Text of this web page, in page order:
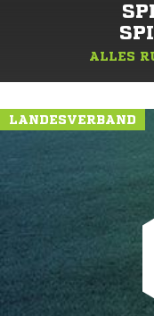
ALLES
LANDESVERBAND